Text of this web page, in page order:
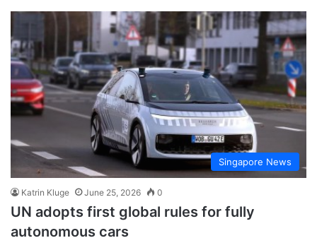
Singapore News
Katrin Kluge June 25, 2026 0
UN adopts first global rules for fully
autonomous cars